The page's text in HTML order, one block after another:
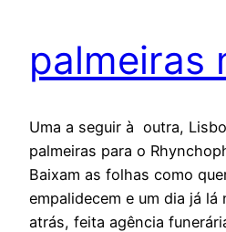
palmeiras
Uma a seguir à outra,
palmeiras para o
Baixam as folhas como
empalidecem e um dia já lá
atrás, feita agência